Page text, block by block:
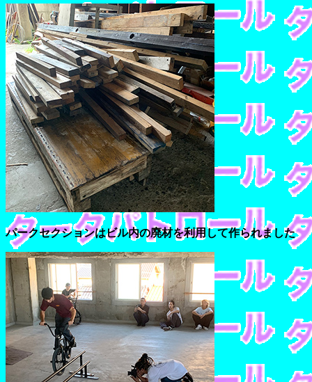
パークセクションはビル内の廃材を利用して作られました